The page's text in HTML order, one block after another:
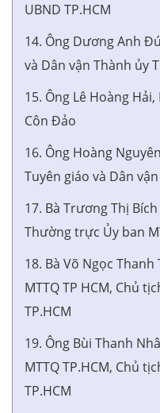
UBND TP.HCM
14. Ông Dương Anh
và Dân vận Thành ủy
15. Ông Lê Hoàng
Côn Đảo
16. Ông Hoàng
Tuyên giáo và Dân
17. Bà Trương Thị
Thường trực Ủy ban
18. Bà Võ Ngọc
MTTQ TP HCM, Chủ
TP.HCM
19. Ông Bùi Thanh
MTTQ TP.HCM, Chủ
TP.HCM